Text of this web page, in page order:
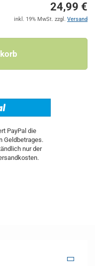
24,99 €
inkl. 19% MwSt. zzgl. Versand